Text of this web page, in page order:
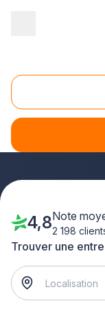
Accessibilité
Vous envisagez
professionnels
Port, de la
Trouver une
4,8Note
2 198